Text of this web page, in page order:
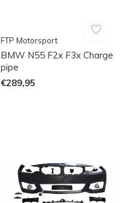
FTP Motorsport
BMW N55 F2x F3x Charge
pipe
€289,95